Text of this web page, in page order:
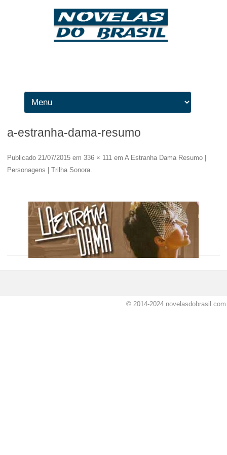
a-estranha-dama-resumo
Publicado 21/07/2015 em 336 × 111 em A Estranha Dama Resumo |
Personagens | Trilha Sonora.
© 2014-2024 novelasdobrasil.com